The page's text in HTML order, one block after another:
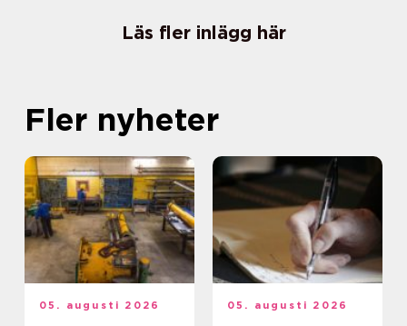
Läs fler inlägg här
Fler nyheter
05. augusti 2026 05. augusti 2026